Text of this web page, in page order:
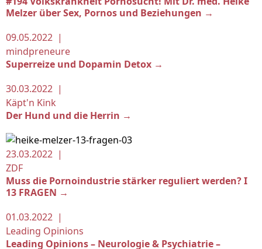
Melzer über Sex, Pornos und Beziehungen →
09.05.2022 |
mindpreneure
Superreize und Dopamin Detox →
30.03.2022 |
Käpt'n Kink
Der Hund und die Herrin →
23.03.2022 |
ZDF
Muss die Pornoindustrie stärker reguliert werden? I
13 FRAGEN →
01.03.2022 |
Leading Opinions
Leading Opinions – Neurologie & Psychiatrie –